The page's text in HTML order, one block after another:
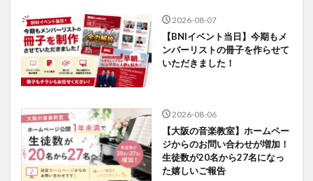
2026-08-07
【BNIイベント当日】今期もメ
ンバーリストの冊子を作らせて
いただきました！
2026-08-06
【大阪の音楽教室】ホームペー
ジからのお問い合わせが増加！
生徒数が20名から27名になっ
た嬉しいご報告